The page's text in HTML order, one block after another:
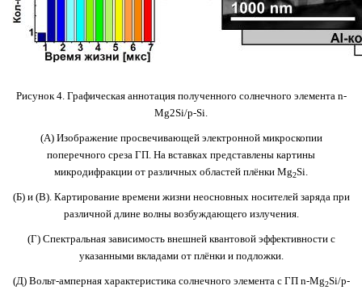
Рисунок 4. Графическая аннотация полученного солнечного элемента n-
Mg2Si/p-Si.
(А) Изображение просвечивающей электронной микроскопии
поперечного среза ГП. На вставках представлены картины
микродифракции от различных областей плёнки Mg2Si.
(Б) и (В). Картирование времени жизни неосновных носителей заряда при
различной длине волны возбуждающего излучения.
(Г) Спектральная зависимость внешней квантовой эффективности с
указанными вкладами от плёнки и подложки.
(Д) Вольт-амперная характеристика солнечного элемента с ГП n-Mg2Si/p-